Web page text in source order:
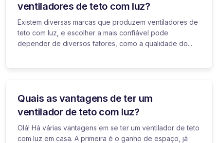
ventiladores de teto com luz?
Existem diversas marcas que produzem ventiladores de
teto com luz, e escolher a mais confiável pode
depender de diversos fatores, como a qualidade do...
Quais as vantagens de ter um
ventilador de teto com luz?
Olá! Há várias vantagens em se ter um ventilador de teto
com luz em casa. A primeira é o ganho de espaço, já